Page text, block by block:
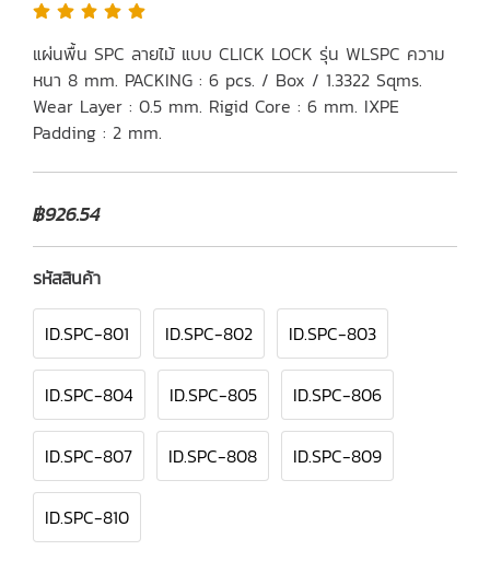
แผ่นพื้น SPC ลายไม้ แบบ CLICK LOCK รุ่น WLSPC ความ
หนา 8 mm. PACKING : 6 pcs. / Box / 1.3322 Sqms.
Wear Layer : 0.5 mm. Rigid Core : 6 mm. IXPE
Padding : 2 mm.
฿926.54
รหัสสินค้า
ID.SPC-801 ID.SPC-802 ID.SPC-803
ID.SPC-804 ID.SPC-805 ID.SPC-806
ID.SPC-807 ID.SPC-808 ID.SPC-809
ID.SPC-810